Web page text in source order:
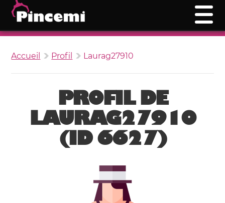
Accueil Profil Laurag27910
PROFIL DE
LAURAG27910
(ID 6627)